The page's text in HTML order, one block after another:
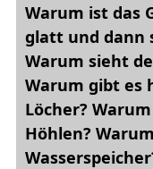
Warum ist das
glatt und dann
Warum sieht
Warum gibt es
Löcher?
Höhlen?